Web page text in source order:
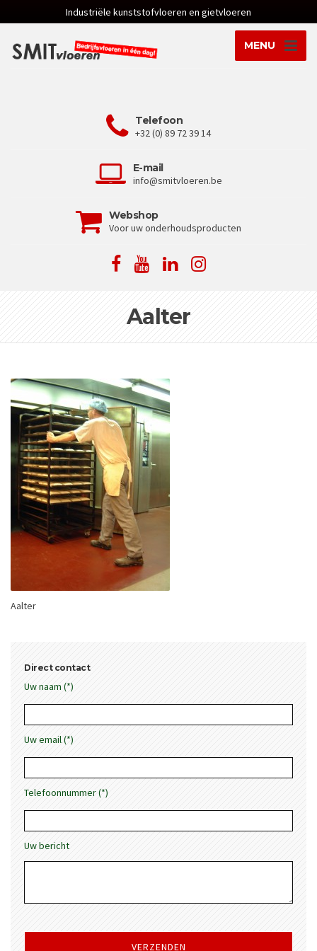
Industriële kunststofvloeren en gietvloeren
MENU
Telefoon
+32 (0) 89 72 39 14
E-mail
info@smitvloeren.be
Webshop
Voor uw onderhoudsproducten
Aalter
Aalter
Direct contact
Uw naam (*)
Uw email (*)
Telefoonnummer (*)
Uw bericht